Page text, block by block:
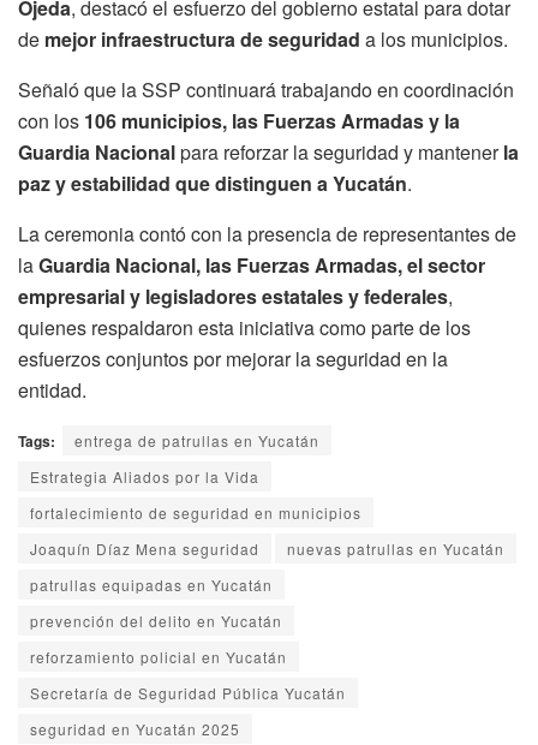
Ojeda, destacó el esfuerzo del gobierno estatal para dotar
de mejor infraestructura de seguridad a los municipios.
Señaló que la SSP continuará trabajando en coordinación
con los 106 municipios, las Fuerzas Armadas y la
Guardia Nacionalpara reforzar la seguridad y mantenerla
paz y estabilidad que distinguen a Yucatán.
La ceremonia contó con la presencia de representantes de
laGuardia Nacional, las Fuerzas Armadas, el sector
empresarial y legisladores estatales y federales,
quienes respaldaron esta iniciativa como parte de los
esfuerzos conjuntos por mejorar la seguridad en la
entidad.
Tags:
entrega de patrullas en Yucatán
Estrategia Aliados por la Vida
fortalecimiento de seguridad en municipios
Joaquín Díaz Mena seguridad
nuevas patrullas en Yucatán
patrullas equipadas en Yucatán
prevención del delito en Yucatán
reforzamiento policial en Yucatán
Secretaría de Seguridad Pública Yucatán
seguridad en Yucatán 2025